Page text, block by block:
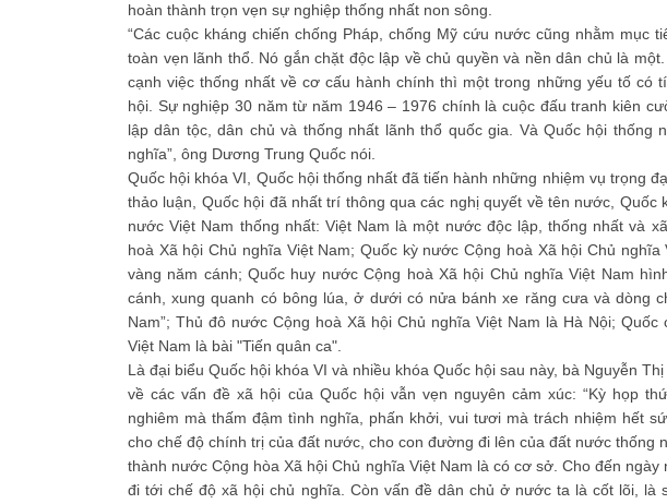
hoàn thành trọn vẹn sự nghiệp thống nhất non sông.
“Các cuộc kháng chiến chống Pháp, chống Mỹ cứu nước cũng nhằm mục
toàn vẹn lãnh thổ. Nó gắn chặt độc lập về chủ quyền và nền dân chủ là
cạnh việc thống nhất về cơ cấu hành chính thì một trong những yếu tố có
hội. Sự nghiệp 30 năm từ năm 1946 – 1976 chính là cuộc đấu tranh kiên
lập dân tộc, dân chủ và thống nhất lãnh thổ quốc gia. Và Quốc hội thống
nghĩa”, ông Dương Trung Quốc nói.
Quốc hội khóa VI, Quốc hội thống nhất đã tiến hành những nhiệm vụ trọng
thảo luận, Quốc hội đã nhất trí thông qua các nghị quyết về tên nước, Quốc
nước Việt Nam thống nhất: Việt Nam là một nước độc lập, thống nhất và
hoà Xã hội Chủ nghĩa Việt Nam; Quốc kỳ nước Cộng hoà Xã hội Chủ
vàng năm cánh; Quốc huy nước Cộng hoà Xã hội Chủ nghĩa Việt Nam
cánh, xung quanh có bông lúa, ở dưới có nửa bánh xe răng cưa và dòng
Nam”; Thủ đô nước Cộng hoà Xã hội Chủ nghĩa Việt Nam là Hà Nội;
Việt Nam là bài "Tiến quân ca".
Là đại biểu Quốc hội khóa VI và nhiều khóa Quốc hội sau này, bà Nguyễn
về các vấn đề xã hội của Quốc hội vẫn vẹn nguyên cảm xúc: “Kỳ họp
nghiêm mà thấm đậm tình nghĩa, phấn khởi, vui tươi mà trách nhiệm hết
cho chế độ chính trị của đất nước, cho con đường đi lên của đất nước thống
thành nước Cộng hòa Xã hội Chủ nghĩa Việt Nam là có cơ sở. Cho đến
đi tới chế độ xã hội chủ nghĩa. Còn vấn đề dân chủ ở nước ta là cốt lõi, là